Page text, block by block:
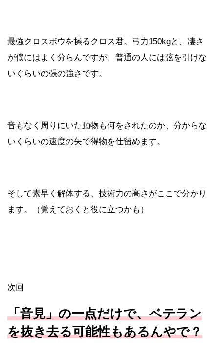
最強クロスボウを操るクロス君。弓力150kgと、凄さ
が僕にはよく分らんですが、普通の人には弦を引けな
いぐらいの張の強さです。
音もなく周りにいた動物も何をされたのか、分からな
いくらいの速度の矢で得物を仕留めます。
そして素早く解体する、技術力の高さがここで分かり
ます。（覚えておくと役に立つかも）
次回
「音見」の一点だけで、ベテラン
を抜き去る可能性もあるんやで？